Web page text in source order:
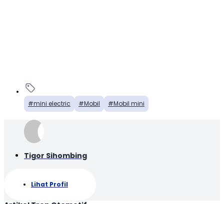
mini electric Mobil Mobil mini
Tigor Sihombing
Lihat Profil